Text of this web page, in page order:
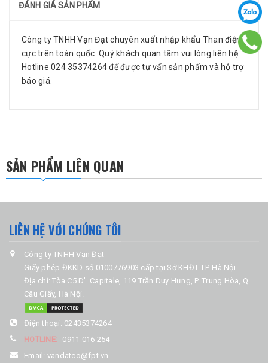
ĐÁNH GIÁ SẢN PHẨM
Công ty TNHH Vạn Đạt chuyên xuất nhập khẩu Than điện
cực trên toàn quốc. Quý khách quan tâm vui lòng liên hệ
Hotline 024 35374264 để được tư vấn sản phẩm và hỗ trợ
báo giá.
SẢN PHẨM LIÊN QUAN
LIÊN HỆ VỚI CHÚNG TÔI
Công ty TNHH Vạn Đạt
Giấy phép ĐKKD số 0100776903 cấp tại Sở KHĐT TP. Hà Nội.
Địa chỉ: Tòa C5 D'. Capitale, 119 Trần Duy Hưng, P. Trung Hòa, Q.
Cầu Giấy, Hà Nội.
Điện thoại: 02435374264
HOTLINE: 0911 016 254
Email: vandatco@fpt.vn